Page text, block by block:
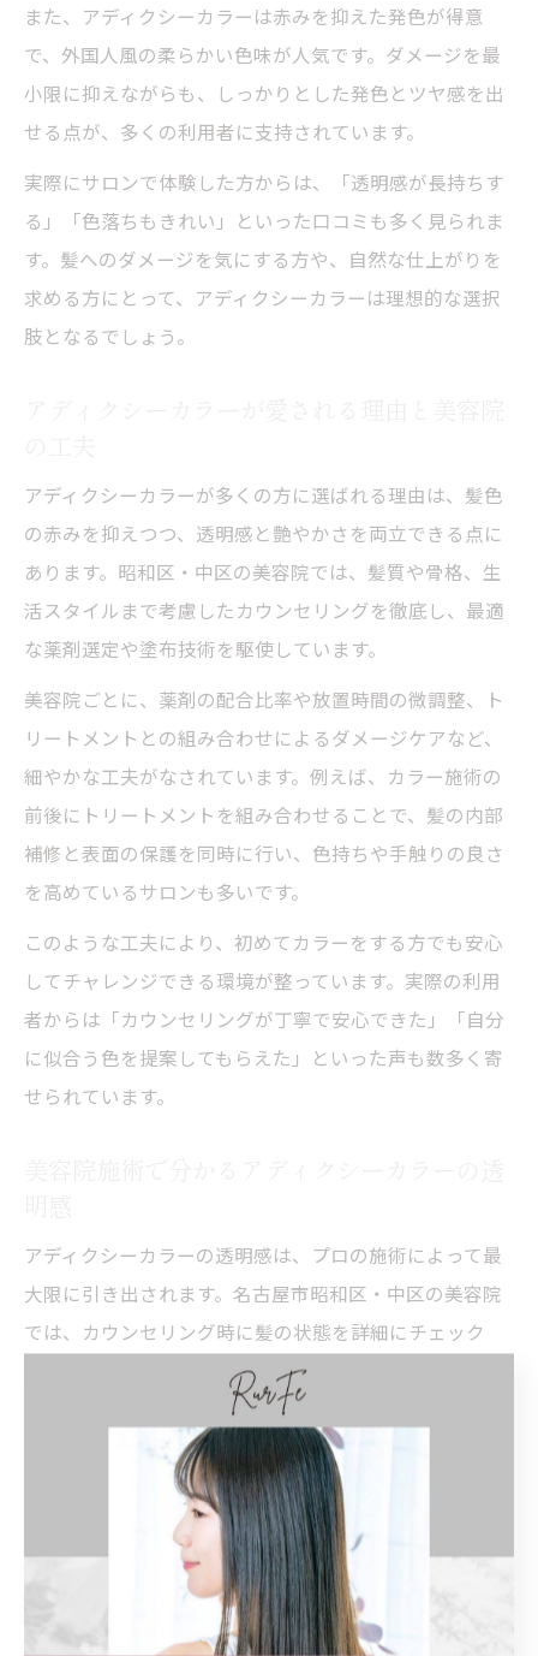
また、アディクシーカラーは赤みを抑えた発色が得意
で、外国人風の柔らかい色味が人気です。ダメージを最
小限に抑えながらも、しっかりとした発色とツヤ感を出
せる点が、多くの利用者に支持されています。
実際にサロンで体験した方からは、「透明感が長持ちす
る」「色落ちもきれい」といった口コミも多く見られま
す。髪へのダメージを気にする方や、自然な仕上がりを
求める方にとって、アディクシーカラーは理想的な選択
肢となるでしょう。
アディクシーカラーが多くの方に選ばれる理由は、髪色
の赤みを抑えつつ、透明感と艶やかさを両立できる点に
あります。昭和区・中区の美容院では、髪質や骨格、生
活スタイルまで考慮したカウンセリングを徹底し、最適
な薬剤選定や塗布技術を駆使しています。
美容院ごとに、薬剤の配合比率や放置時間の微調整、ト
リートメントとの組み合わせによるダメージケアなど、
細やかな工夫がなされています。例えば、カラー施術の
前後にトリートメントを組み合わせることで、髪の内部
補修と表面の保護を同時に行い、色持ちや手触りの良さ
を高めているサロンも多いです。
このような工夫により、初めてカラーをする方でも安心
してチャレンジできる環境が整っています。実際の利用
者からは「カウンセリングが丁寧で安心できた」「自分
に似合う色を提案してもらえた」といった声も数多く寄
せられています。
アディクシーカラーの透明感は、プロの施術によって最
大限に引き出されます。名古屋市昭和区・中区の美容院
では、カウンセリング時に髪の状態を詳細にチェック
し、最適なカラー設計を行います。髪のベーストーンや
ダメージレベルを見極めることで、希望する透明感や発
色を確実に実現します。
施術では、薬剤の塗布量や塗布方法、放置時間を細かく
調整することが重要です。例えば、根元と毛先で塗布方
法を変えることで、均一な発色と自然なグラデーション
を作り出すことができます。さらに、ブリーチを併用す